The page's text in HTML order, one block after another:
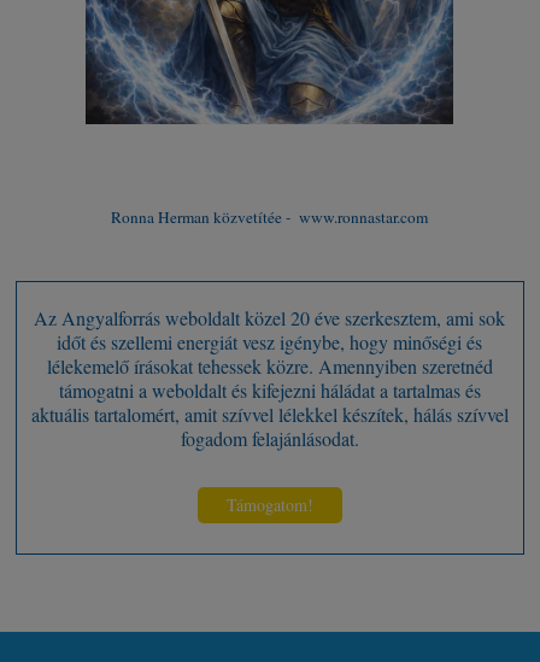
Ronna Herman közvetítée - www.ronnastar.com
Az Angyalforrás weboldalt közel 20 éve szerkesztem, ami sok
időt és szellemi energiát vesz igénybe, hogy minőségi és
lélekemelő írásokat tehessek közre. Amennyiben szeretnéd
támogatni a weboldalt és kifejezni háládat a tartalmas és
aktuális tartalomért, amit szívvel lélekkel készítek, hálás szívvel
fogadom felajánlásodat.
Támogatom!